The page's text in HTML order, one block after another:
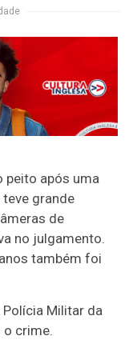
peito após uma
grande
de
no julgamento.
também foi
Polícia Militar da
o crime.